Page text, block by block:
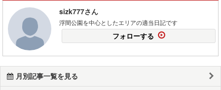
sizk777さん
浮間公園を中心としたエリアの適当日記です
フォローする
月別記事一覧を見る